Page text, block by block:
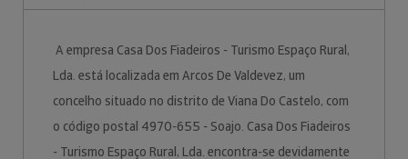
A empresa Casa Dos Fiadeiros - Turismo Espaço Rural,
Lda. está localizada em Arcos De Valdevez, um
concelho situado no distrito de Viana Do Castelo, com
o código postal 4970-655 - Soajo. Casa Dos Fiadeiros
- Turismo Espaço Rural, Lda. encontra-se devidamente